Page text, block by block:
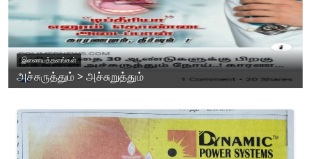
இணையத்தளங்கள்
அச்சுருத்தும் > அச்சுறுத்தும்